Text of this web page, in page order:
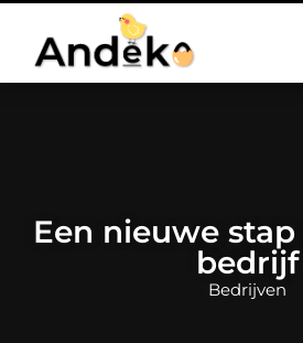
Een nieuwe
bedrijf
Bedrijven